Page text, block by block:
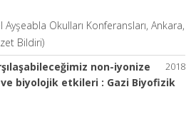
Okulları Konferansları, Ankara,
Bildiri)
2018
non-iyonize
biyolojik etkileri : Gazi Biyofizik